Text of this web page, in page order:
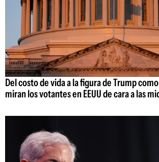
Del costo de vida a la figura de Trump
miran los votantes en EEUU de cara a las